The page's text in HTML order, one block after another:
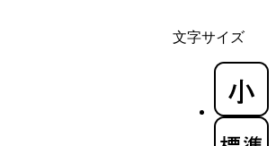
文字サイズ